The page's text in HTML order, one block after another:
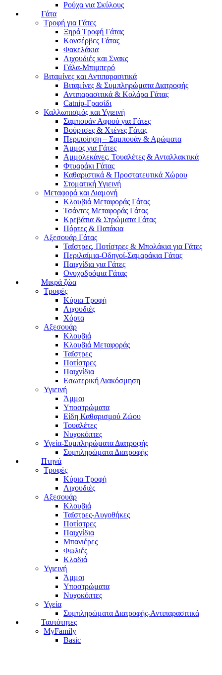
Ρούχα για Σκύλους
Γάτα
Τροφή για Γάτες
Ξηρά Τροφή Γάτας
Κονσέρβες Γάτας
Φακελάκια
Λιχουδιές και Σνακς
Γάλα-Μπιμπερό
Βιταμίνες και Αντιπαρασιτικά
Βιταμίνες & Συμπληρώματα Διατροφής
Αντιπαρασιτικά & Κολάρα Γάτας
Catnip-Γρασίδι
Καλλωπισμός και Υγιεινή
Σαμπουάν Αφρού για Γάτες
Βούρτσες & Χτένες Γάτας
Περιποίηση – Σαμπουάν & Αρώματα
Άμμος για Γάτες
Αμμολεκάνες, Τουαλέτες & Ανταλλακτικά
Φτυαράκι Γάτας
Καθαριστικά & Προστατευτικά Χώρου
Στοματική Υγιεινή
Μεταφορά και Διαμονή
Κλουβιά Μεταφοράς Γάτας
Τσάντες Μεταφοράς Γάτας
Κρεβάτια & Στρώματα Γάτας
Πόρτες & Πατάκια
Αξεσουάρ Γάτας
Ταΐστρες, Ποτίστρες & Μπολάκια για Γάτες
Περιλαίμια-Οδηγοί-Σαμαράκια Γάτας
Παιχνίδια για Γάτες
Ονυχοδρόμια Γάτας
Μικρά ζώα
Τροφές
Κύρια Τροφή
Λιχουδιές
Χόρτα
Αξεσουάρ
Κλουβιά
Κλουβιά Μεταφοράς
Ταϊστρες
Ποτίστρες
Παιχνίδια
Εσωτερική Διακόσμηση
Υγιεινή
Άμμοι
Υποστρώματα
Είδη Καθαρισμού Ζώου
Τουαλέτες
Νυχοκόπτες
Υγεία-Συμπληρώματα Διατροφής
Συμπληρώματα Διατροφής
Πτηνά
Τροφές
Κύρια Τροφή
Λιχουδιές
Αξεσουάρ
Κλουβιά
Ταϊστρες-Αυγοθήκες
Ποτίστρες
Παιχνίδια
Μπανιέρες
Φωλιές
Κλαδιά
Υγιεινή
Άμμοι
Υποστρώματα
Νυχοκόπτες
Υγεία
Συμπληρώματα Διατροφής-Αντιπαρασιτικά
Ταυτότητες
MyFamily
Basic